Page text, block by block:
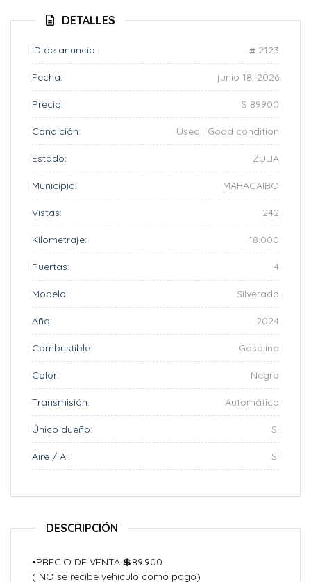
DETALLES
ID de anuncio: 2123
Fecha: junio 18, 2026
Precio: $ 89900
Condición: Used : Good condition
Estado: ZULIA
Municipio: MARACAIBO
Vistas: 242
Kilometraje: 18.000
Puertas: 4
Modelo: Silverado
Año: 2024
Combustible: Gasolina
Color: Negro
Transmisión: Automática
Único dueño: Si
Aire / A.: Si
DESCRIPCIÓN
•PRECIO DE VENTA:💲89.900
( NO se recibe vehículo como pago)